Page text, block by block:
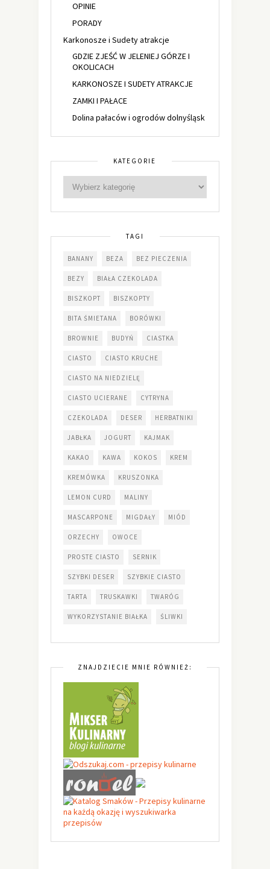
OPINIE
PORADY
Karkonosze i Sudety atrakcje
GDZIE ZJEŚĆ W JELENIEJ GÓRZE I
OKOLICACH
KARKONOSZE I SUDETY ATRAKCJE
ZAMKI I PAŁACE
Dolina pałaców i ogrodów dolnyśląsk
KATEGORIE
TAGI
BANANY BEZA BEZ PIECZENIA
BEZY BIAŁA CZEKOLADA
BISZKOPT BISZKOPTY
BITA ŚMIETANA BORÓWKI
BROWNIE BUDYŃ CIASTKA
CIASTO CIASTO KRUCHE
CIASTO NA NIEDZIELĘ
CIASTO UCIERANE CYTRYNA
CZEKOLADA DESER HERBATNIKI
JABŁKA JOGURT KAJMAK
KAKAO KAWA KOKOS KREM
KREMÓWKA KRUSZONKA
LEMON CURD MALINY
MASCARPONE MIGDAŁY MIÓD
ORZECHY OWOCE
PROSTE CIASTO SERNIK
SZYBKI DESER SZYBKIE CIASTO
TARTA TRUSKAWKI TWARÓG
WYKORZYSTANIE BIAŁKA ŚLIWKI
ZNAJDZIECIE MNIE RÓWNIEŻ: